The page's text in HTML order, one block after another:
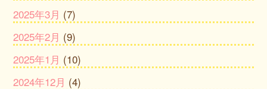
2025年3月 (7)
2025年2月 (9)
2025年1月 (10)
2024年12月 (4)